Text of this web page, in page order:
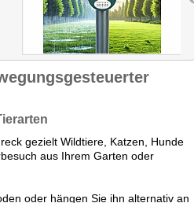
gezielt Wildtiere, Katzen, Hunde
aus Ihrem Garten oder
oder hängen Sie ihn alternativ an